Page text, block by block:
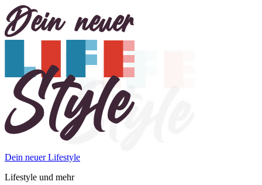
Dein neuer Lifestyle
Lifestyle und mehr